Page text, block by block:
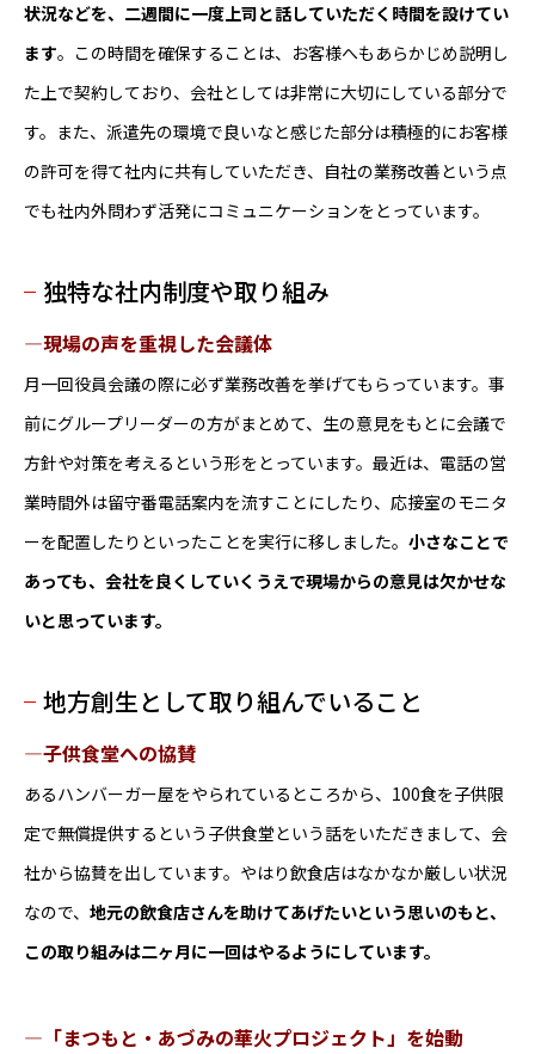
状況などを、二週間に一度上司と話していただく時間を設けてい
ます。この時間を確保することは、お客様へもあらかじめ説明し
た上で契約しており、会社としては非常に大切にしている部分で
す。また、派遣先の環境で良いなと感じた部分は積極的にお客様
の許可を得て社内に共有していただき、自社の業務改善という点
でも社内外問わず活発にコミュニケーションをとっています。
独特な社内制度や取り組み
―現場の声を重視した会議体
月一回役員会議の際に必ず業務改善を挙げてもらっています。事
前にグループリーダーの方がまとめて、生の意見をもとに会議で
方針や対策を考えるという形をとっています。最近は、電話の営
業時間外は留守番電話案内を流すことにしたり、応接室のモニタ
ーを配置したりといったことを実行に移しました。 小さなことで
あっても、会社を良くしていくうえで現場からの意見は欠かせな
いと思っています。
地方創生として取り組んでいること
―子供食堂への協賛
あるハンバーガー屋をやられているところから、100食を子供限
定で無償提供するという子供食堂という話をいただきまして、会
社から協賛を出しています。やはり飲食店はなかなか厳しい状況
なので、 地元の飲食店さんを助けてあげたいという思いのもと、
この取り組みは二ヶ月に一回はやるようにしています。
―「まつもと・あづみの華火プロジェクト」を始動